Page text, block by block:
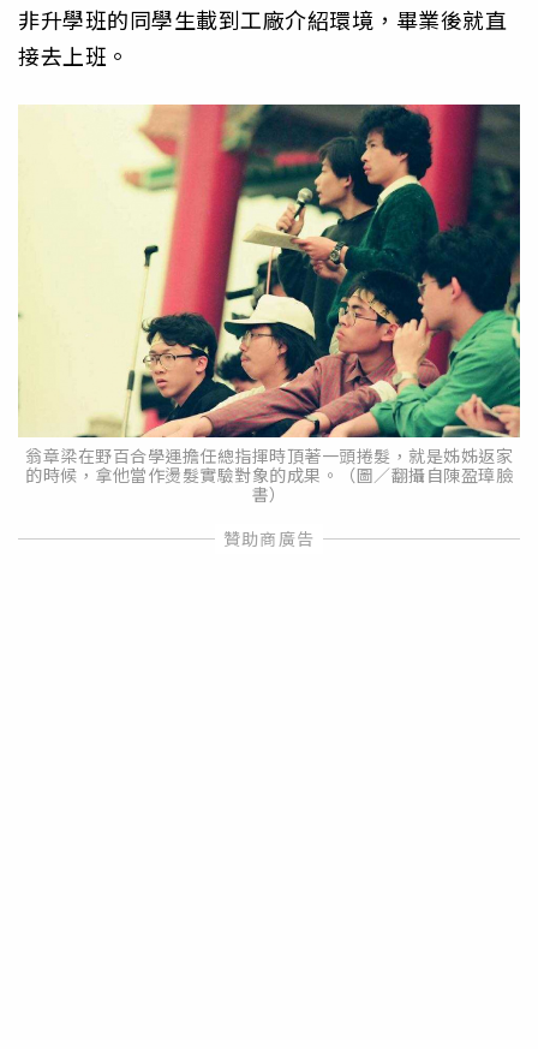
非升學班的同學生載到工廠介紹環境，畢業後就直
接去上班。
翁章梁在野百合學運擔任總指揮時頂著一頭捲髮，就是姊姊返家
的時候，拿他當作燙髮實驗對象的成果。（圖／翻攝自陳盈璋臉
書）